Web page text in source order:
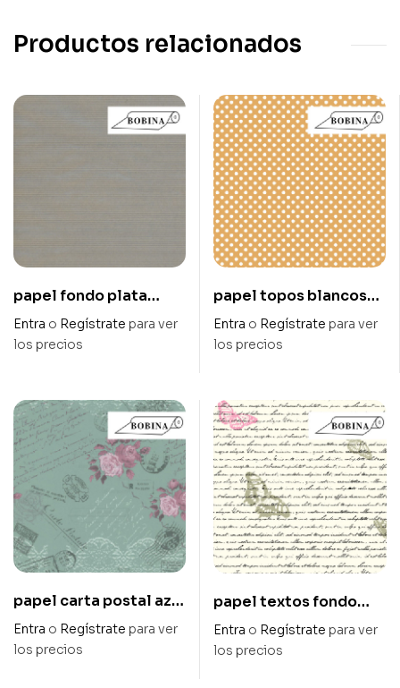
Productos relacionados
papel fondo plata
kraft verjurado 60 gr –
ancho 70 cm
Entra o Regístrate para ver
los precios
papel topos blancos
hawana 60 gr – ancho
70 cmt
Entra o Regístrate para ver
los precios
papel carta postal azul
celulosa satinado 1
cara 60 gr – ancho 70
Entra o Regístrate para ver
los precios
papel textos fondo
marfil estucado 2 caras
75 gr – ancho 70 cm
Entra o Regístrate para ver
los precios